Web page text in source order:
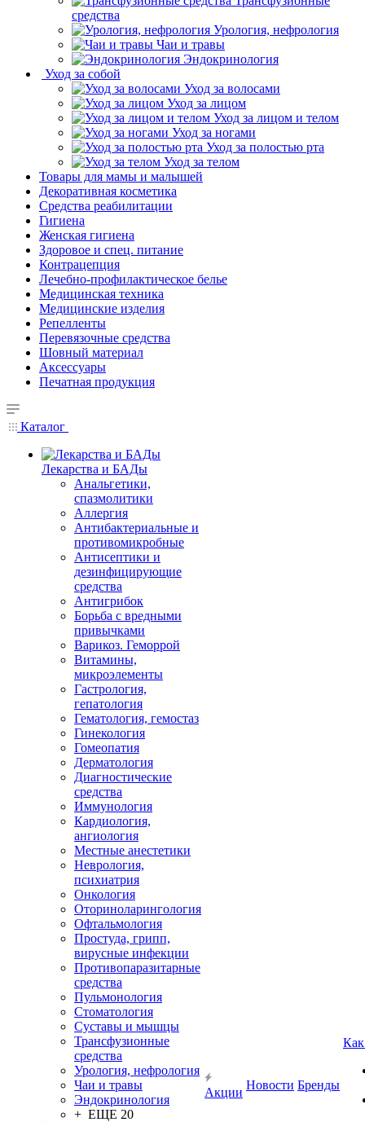
средства
Урология, нефрология
Чаи и травы
Эндокринология
Уход за собой
Уход за волосами
Уход за лицом
Уход за лицом и телом
Уход за ногами
Уход за полостью рта
Уход за телом
Товары для мамы и малышей
Декоративная косметика
Средства реабилитации
Гигиена
Женская гигиена
Здоровое и спец. питание
Контрацепция
Лечебно-профилактическое белье
Медицинская техника
Медицинские изделия
Репелленты
Перевязочные средства
Шовный материал
Аксессуары
Печатная продукция
Каталог
Лекарства и БАДы
Анальгетики,
спазмолитики
Аллергия
Антибактериальные и
противомикробные
Антисептики и
дезинфицирующие
средства
Антигрибок
Борьба с вредными
привычками
Варикоз. Геморрой
Витамины,
микроэлементы
Гастрология,
гепатология
Гематология, гемостаз
Гинекология
Гомеопатия
Дерматология
Диагностические
средства
Иммунология
Кардиология,
ангиология
Местные анестетики
Неврология,
психиатрия
Онкология
Оториноларингология
Офтальмология
Простуда, грипп,
вирусные инфекции
Противопаразитарные
средства
Пульмонология
Стоматология
Суставы и мышцы
Трансфузионные
средства
Урология, нефрология
Чаи и травы
Эндокринология
+ ЕЩЕ 20
Акции
Новости Бренды